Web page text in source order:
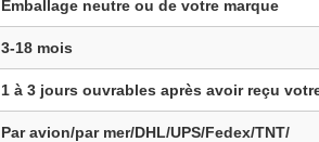
Emballage neutre ou de votre marque
3-18 mois
1 à 3 jours ouvrables après avoir reçu
Par avion/par mer/DHL/UPS/Fedex/TNT/